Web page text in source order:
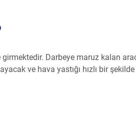
Darbeye maruz kalan
ve hava yastığı hızlı bir şekilde